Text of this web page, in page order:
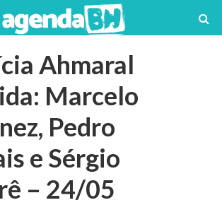
Ahmaral
Marcelo
Pedro
e Sérgio
– 24/05